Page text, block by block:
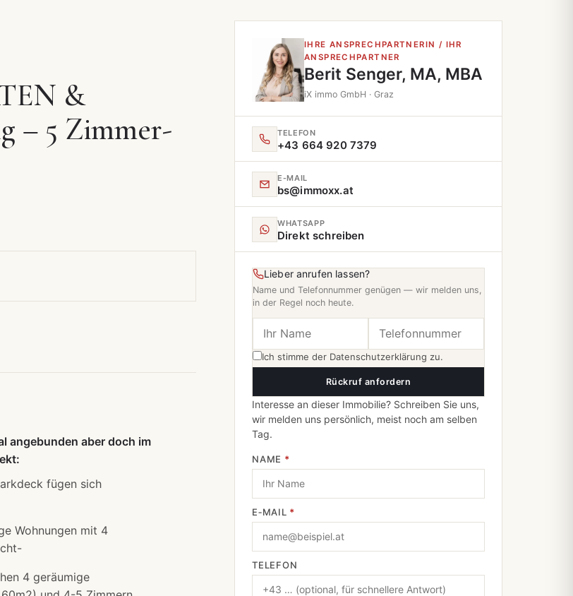
&
– 5 Zimmer-
angebunden aber doch im
fügen sich
Wohnungen mit 4
4 geräumige
IHRE ANSPRECHPARTNERIN / IHR
ANSPRECHPARTNER
Berit Senger, MA, MBA
iX immo GmbH · Graz
TELEFON
+43 664 920 7379
E‑MAIL
bs@immoxx.at
WHATSAPP
Direkt schreiben
Lieber anrufen lassen?
Name und Telefonnummer genügen — wir melden uns,
in der Regel noch heute.
Ich stimme der Datenschutzerklärung zu.
Rückruf anfordern
Interesse an dieser Immobilie? Schreiben Sie uns,
wir melden uns persönlich, meist noch am selben
Tag.
NAME *
E‑MAIL *
TELEFON